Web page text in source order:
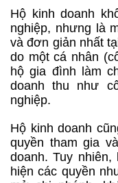
Hộ kinh doanh
nghiệp, nhưng là
và đơn giản nhất
do một cá nhân
hộ gia đình làm
doanh thu như
nghiệp.
Hộ kinh doanh
quyền tham gia
doanh. Tuy
hiện các quyền